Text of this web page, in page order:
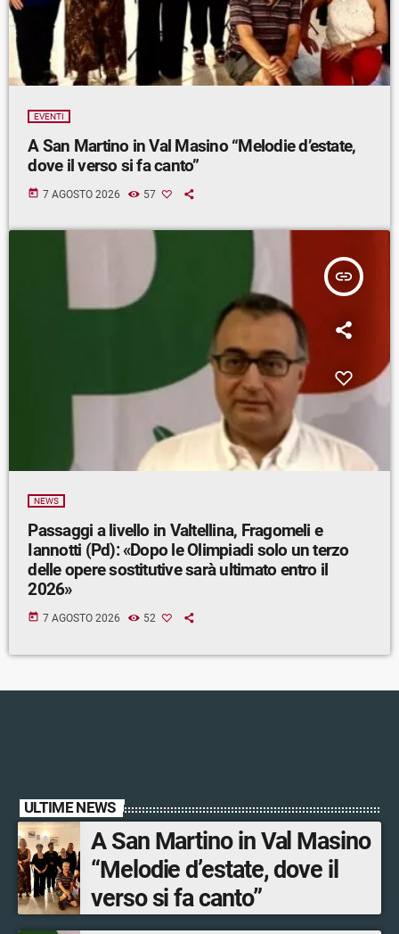
EVENTI
A San Martino in Val Masino “Melodie d’estate,
dove il verso si fa canto”
today 7 AGOSTO 2026 57
insert_link
NEWS
Passaggi a livello in Valtellina, Fragomeli e
Iannotti (Pd): «Dopo le Olimpiadi solo un terzo
delle opere sostitutive sarà ultimato entro il
2026»
today 7 AGOSTO 2026 52
ULTIME NEWS
A San Martino in Val Masino
“Melodie d’estate, dove il
verso si fa canto”